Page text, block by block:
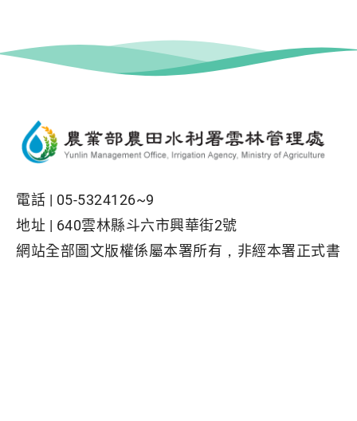
電話 | 05-5324126~9
地址 | 640雲林縣斗六市興華街2號
網站全部圖文版權係屬本署所有，非經本署正式書